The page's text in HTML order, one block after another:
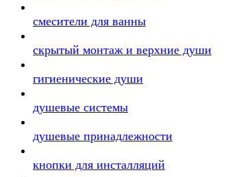
смесители для ванны
скрытый монтаж и верхние души
гигиенические души
душевые системы
душевые принадлежности
кнопки для инсталляций